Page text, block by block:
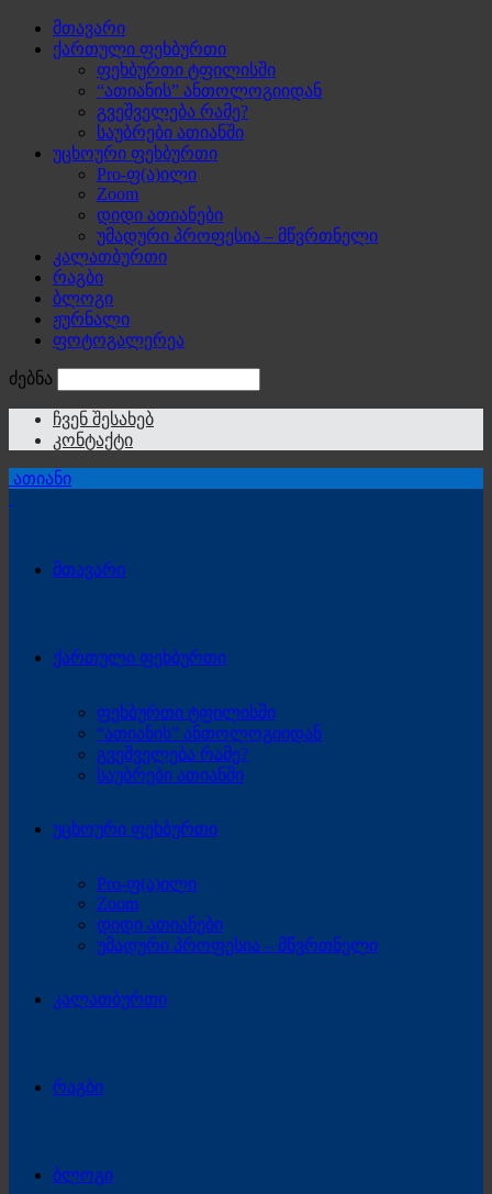
მთავარი
ქართული ფეხბურთი
ფეხბურთი ტფილისში
“ათიანის” ანთოლოგიიდან
გვეშველება რამე?
საუბრები ათიანში
უცხოური ფეხბურთი
Pro-ფ(ა)ილი
Zoom
დიდი ათიანები
უმადური პროფესია – მწვრთნელი
კალათბურთი
რაგბი
ბლოგი
ჟურნალი
ფოტოგალერეა
ძებნა
ჩვენ შესახებ
კონტაქტი
ათიანი
მთავარი
ქართული ფეხბურთი
ფეხბურთი ტფილისში
“ათიანის” ანთოლოგიიდან
გვეშველება რამე?
საუბრები ათიანში
უცხოური ფეხბურთი
Pro-ფ(ა)ილი
Zoom
დიდი ათიანები
უმადური პროფესია – მწვრთნელი
კალათბურთი
რაგბი
ბლოგი